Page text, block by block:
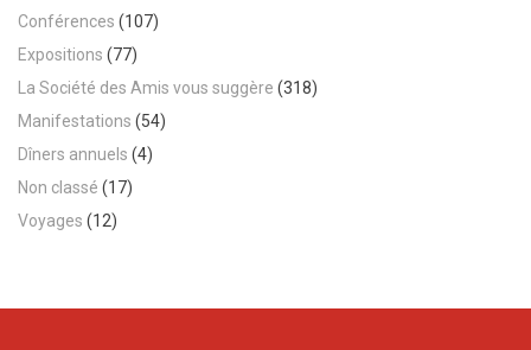
Conférences (107)
Expositions (77)
La Société des Amis vous suggère (318)
Manifestations (54)
Dîners annuels (4)
Non classé (17)
Voyages (12)